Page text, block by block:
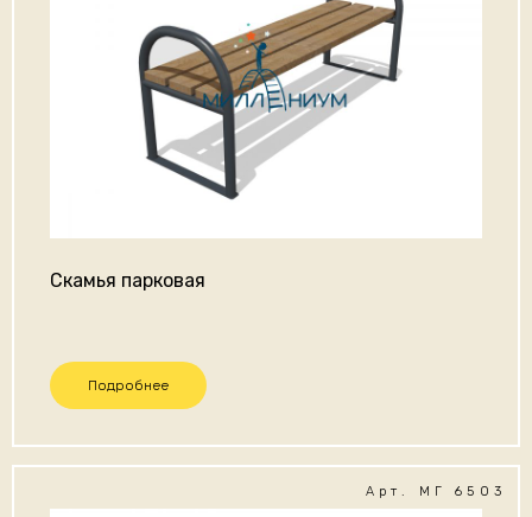
Скамья парковая
Подробнее
Арт. МГ 6503